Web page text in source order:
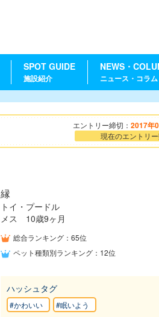
SPOT GUIDE
施設紹介
NEWS・
ニュース・コラム
エントリー締切： 2017年
現在のエントリ
縁
トイ・プードル
メス 10歳9ヶ月
総合ランキング：65位
ペット種類別ランキング：12位
ハッシュタグ
#かわいい #眠いよう